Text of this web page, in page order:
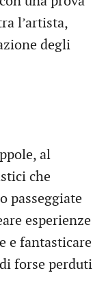
l’artista,
degli
al
che
passeggiate
esperienze
e fantasticare
forse perduti